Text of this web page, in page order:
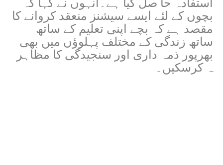
استفادہ حا صل کیا ہے۔انہوں نے کہا کہ
بچوں کے لئے ایسے سیشنز منعقد کروانے کا
مقصد ہے کہ بچے اپنی تعلیم کے ساتھ
ساتھ زندگی کے مختلف پہلوؤں میں بھی
بھرپور ذمہ داری اور سنجیدگی کا مظاہر
ہ کرسکیں۔